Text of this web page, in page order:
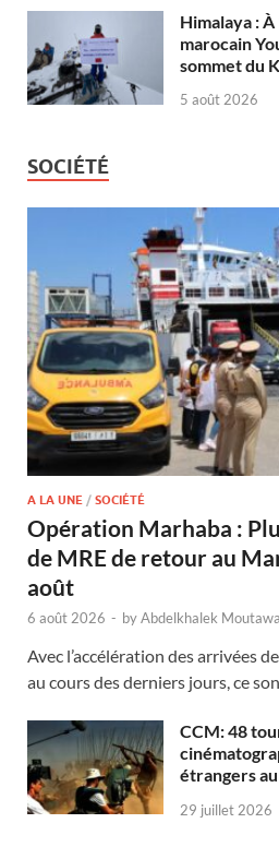
Himalaya : À
marocain
sommet du
5 août 2026
SOCIÉTÉ
A LA UNE / SOCIÉTÉ
Opération Marhaba :
de MRE de retour au
août
6 août 2026 - byAbdelkhalek
Avec l’accélération des arrivées
au cours des derniers jours, ce
CCM: 48
étrangers
29 juillet 2026